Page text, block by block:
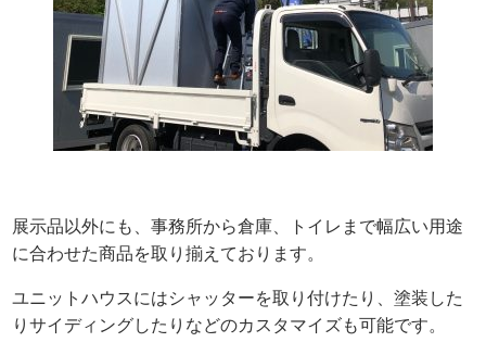
展示品以外にも、事務所から倉庫、トイレまで幅広い用途
に合わせた商品を取り揃えております。
ユニットハウスにはシャッターを取り付けたり、塗装した
りサイディングしたりなどのカスタマイズも可能です。